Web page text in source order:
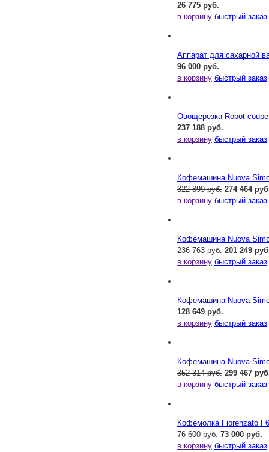
26 775 руб.
в корзину быстрый заказ
Аппарат для сахарной
96 000 руб.
в корзину быстрый заказ
Овощерезка Robot-
237 188 руб.
в корзину быстрый заказ
Кофемашина Nuova
322 899 руб. 274 464
в корзину быстрый заказ
Кофемашина Nuova
236 763 руб. 201 249
в корзину быстрый заказ
Кофемашина Nuova
128 649 руб.
в корзину быстрый заказ
Кофемашина Nuova
352 314 руб. 299 467
в корзину быстрый заказ
Кофемолка Fiorenzato
76 600 руб. 73 000 руб.
в корзину быстрый заказ